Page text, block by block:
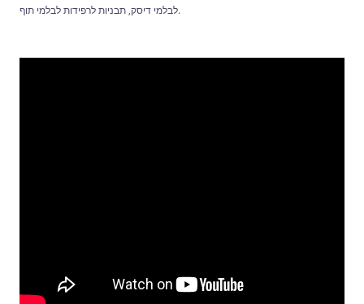
לבלמי דיסק, תבניות לרפידות לבלמי תוף.